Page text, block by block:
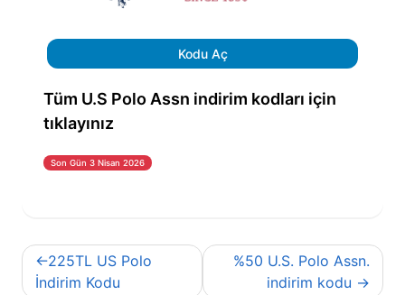
Kodu Aç
Tüm U.S Polo Assn indirim kodları için
tıklayınız
Son Gün 3 Nisan 2026
Yazı
gezinmesi
225TL US Polo
İndirim Kodu
%50 U.S. Polo Assn.
indirim kodu